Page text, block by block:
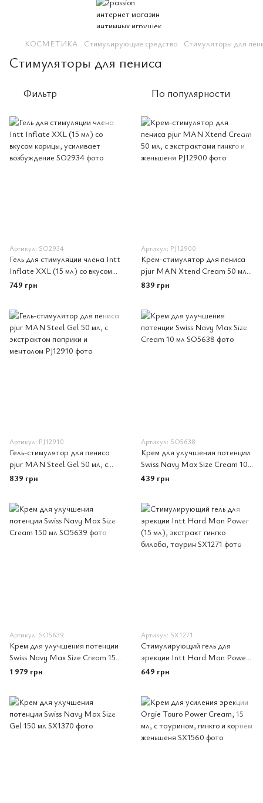
КОСМЕТИКА Стимулирующие средства Стимуляторы для
Стимуляторы для пениса
Фильтр По популярности
Артикул: SO2934
Гель для стимуляции члена Intt
Inflate XXL (15 мл) со вкусом
корицы, усиливает возбуждение
749 грн
Артикул: PJ12900
Крем-стимулятор для пениса
pjur MAN Xtend Cream 50 мл,
с экстрактами гинкго и
женьшеня
839 грн
Артикул: PJ12910
Гель-стимулятор для пениса
pjur MAN Steel Gel 50 мл, с
экстрактом паприки и
ментолом
839 грн
Артикул: SO5638
Крем для улучшения потенции
Swiss Navy Max Size Cream 10
мл
439 грн
Артикул: SO5639
Крем для улучшения потенции
Swiss Navy Max Size Cream 150
мл
1 979 грн
Артикул: SX1271
Стимулирующий гель для
эрекции Intt Hard Man Power
(15 мл), экстракт гингко
билоба, таурин
649 грн